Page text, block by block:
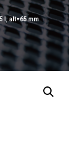
l, alt=65 mm